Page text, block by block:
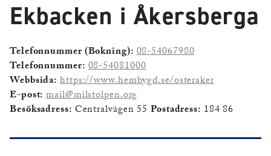
Ekbacken i Åkersberga
Telefonnummer (Bokning): 08-54067980
Telefonnummer: 08-54081000
Webbsida: https://www.hembygd.se/osteraker
E-post: mail@milstolpen.org
Besöksadress: Centralvägen 55Postadress: 184 86